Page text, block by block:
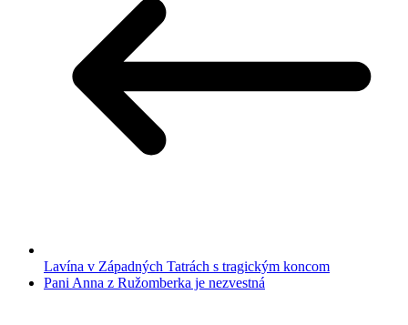
Lavína v Západných Tatrách s tragickým koncom
Pani Anna z Ružomberka je nezvestná